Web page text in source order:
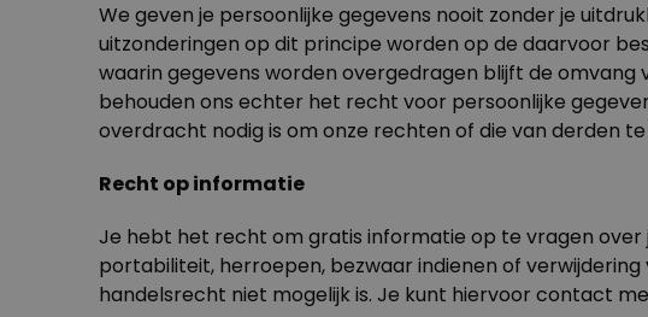
We geven je persoonlijke gegevens nooit zonder je
uitzonderingen op dit principe worden op de daarvoor
waarin gegevens worden overgedragen blijft de
behouden ons echter het recht voor persoonlijke
overdracht nodig is om onze rechten of die van derden
Recht op informatie
Je hebt het recht om gratis informatie op te vragen
portabiliteit, herroepen, bezwaar indienen of
handelsrecht niet mogelijk is. Je kunt hiervoor contact